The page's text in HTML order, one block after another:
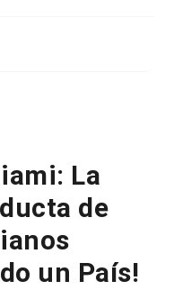
La
de
un País!